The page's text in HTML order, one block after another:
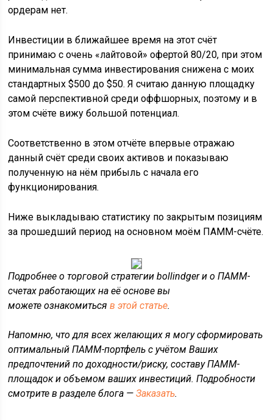
ордерам нет.
Инвестиции в ближайшее время на этот счёт
принимаю с очень «лайтовой» офертой 80/20, при этом
минимальная сумма инвестирования снижена с моих
стандартных $500 до $50. Я считаю данную площадку
самой перспективной среди оффшорных, поэтому и в
этом счёте вижу большой потенциал.
Соответственно в этом отчёте впервые отражаю
данный счёт среди своих активов и показываю
полученную на нём прибыль с начала его
функционирования.
Ниже выкладываю статистику по закрытым позициям
за прошедший период на основном моём ПАММ-счёте.
Подробнее о торговой стратегии bollindger и о ПАММ-
счетах работающих на её основе вы
можете ознакомитьсяв этой статье.
Напомню, что для всех желающих я могу сформировать
оптимальный ПАММ-портфель с учётом Ваших
предпочтений по доходности/риску, составу ПАММ-
площадок и объемом ваших инвестиций. Подробности
смотрите в разделе блога —Заказать.